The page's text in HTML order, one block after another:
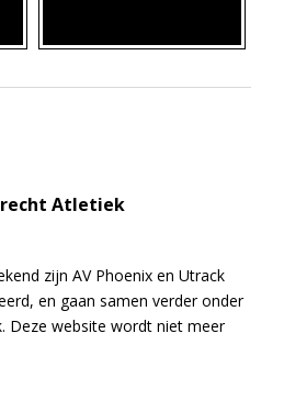
Atletiek
zijn AV Phoenix en Utrack
en gaan samen verder onder
Deze website wordt niet meer